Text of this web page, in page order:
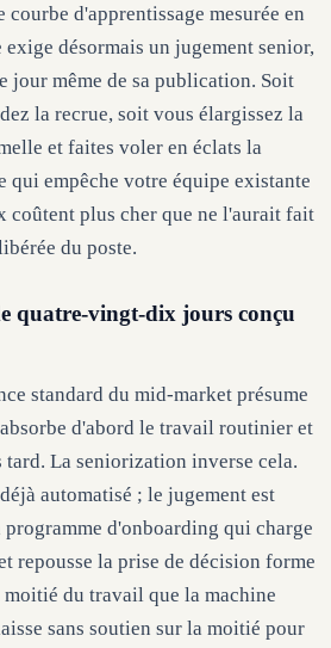
d'apprentissage mesurée en
désormais un jugement senior,
jour même de sa publication. Soit
la recrue, soit vous élargissez la
et faites voler en éclats la
qui empêche votre équipe existante
coûtent plus cher que ne l'aurait fait
du poste.
quatre-vingt-dix jours conçu
standard du mid-market présume
d'abord le travail routinier et
tard. La seniorization inverse cela.
automatisé ; le jugement est
programme d'onboarding qui charge
repousse la prise de décision forme
moitié du travail que la machine
sans soutien sur la moitié pour